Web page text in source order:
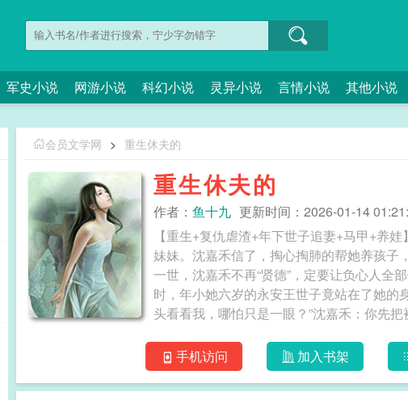
军史小说 网游小说 科幻小说 灵异小说 言情小说 其他小说
会员文学网 > 重生休夫的
重生休夫的
作者： 鱼十九 更新时间：2026-01-14
【重生+复仇虐渣+年下世子追妻+马甲+养
妹妹。沈嘉禾信了，掏心掏肺的帮她养孩子
一世，沈嘉禾不再“贤德”，定要让负心人全
时，年小她六岁的永安王世子竟站在了她的
手机访问 加入书架